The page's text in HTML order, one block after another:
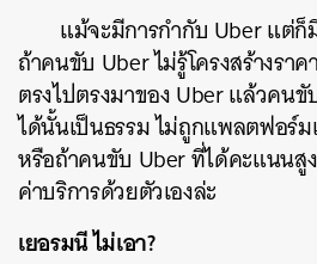
แม้จะมีการกำกับ Uberแต่ก็
ถ้าคนขับ Uberไม่รู้โครงสร้างรา
ตรงไปตรงมาของUberแล้วคนขั
ได้นั้นเป็นธรรมไม่ถูกแพลตฟอร์ม
หรือถ้าคนขับ Uberที่ได้คะแนนสู
ค่าบริการด้วยตัวเองล่ะ
เยอรมนีไม่เอา?
SHARE TWEET